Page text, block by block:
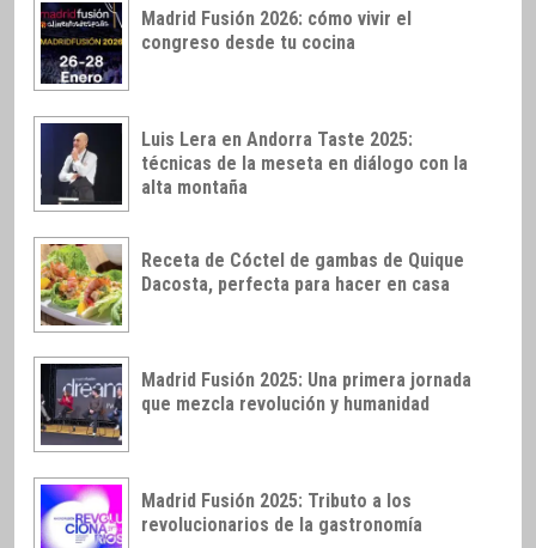
Madrid Fusión 2026: cómo vivir el
congreso desde tu cocina
Luis Lera en Andorra Taste 2025:
técnicas de la meseta en diálogo con la
alta montaña
Receta de Cóctel de gambas de Quique
Dacosta, perfecta para hacer en casa
Madrid Fusión 2025: Una primera jornada
que mezcla revolución y humanidad
Madrid Fusión 2025: Tributo a los
revolucionarios de la gastronomía